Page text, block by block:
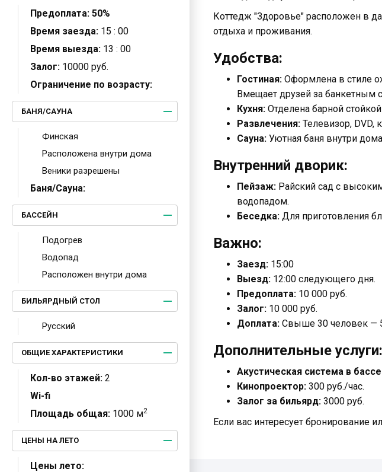
Предоплата: 50%
Время заезда: 15 : 00
Время выезда: 13 : 00
Залог: 10000 руб.
Ограничение по возрасту:
БАНЯ/САУНА
Финская
Расположена внутри дома
Веники разрешены
Баня/Сауна:
БАССЕЙН
Подогрев
Водопад
Расположен внутри дома
БИЛЬЯРДНЫЙ СТОЛ
Русский
ОБЩИЕ ХАРАКТЕРИСТИКИ
Кол-во этажей: 2
Wi-fi
Площадь общая: 1000 м2
ЦЕНЫ НА ЛЕТО
Цены лето:
Коттедж "Здоровье" расположен в
отдыха и проживания.
Удобства:
Гостиная: Оформлена в стиле
Вмещает друзей за банкетным
Кухня: Отделена барной
Развлечения: Телевизор, DVD,
Сауна: Уютная баня внутри
Внутренний дворик:
Пейзаж: Райский сад с
водопадом.
Беседка: Для приготовления
Важно:
Заезд: 15:00
Выезд: 12:00 следующего дня.
Предоплата: 10 000 руб.
Залог: 10 000 руб.
Доплата: Свыше 30 человек —
Дополнительные услуги:
Акустическая система в
Кинопроектор: 300 руб./час.
Залог за бильярд: 3000 руб.
Если вас интересует бронирование